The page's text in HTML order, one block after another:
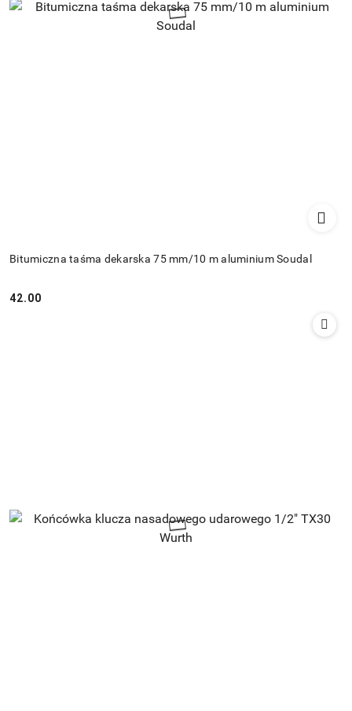
Bitumiczna taśma dekarska 75 mm/10 m aluminium Soudal
Cena:
42.00